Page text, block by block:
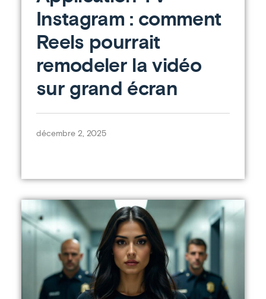
Instagram : comment
Reels pourrait
remodeler la vidéo
sur grand écran
décembre 2, 2025